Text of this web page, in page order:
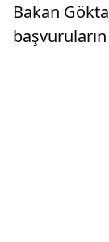
Bakan
başvuruların